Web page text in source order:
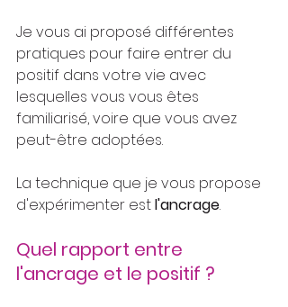
Je vous ai proposé différentes
pratiques pour faire entrer du
positif dans votre vie avec
lesquelles vous vous êtes
familiarisé, voire que vous avez
peut-être adoptées.
La technique que je vous propose
d'expérimenter est l'ancrage.
Quel rapport entre
l'ancrage et le positif ?